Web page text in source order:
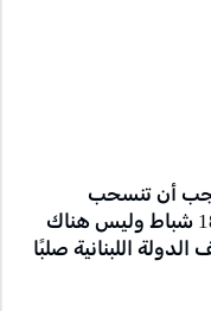
يجب أن تنسحب
إسرائيل من كل الأراضي اللبنانية في 18 شباط وليس هناك
اللبنانية صلبًا